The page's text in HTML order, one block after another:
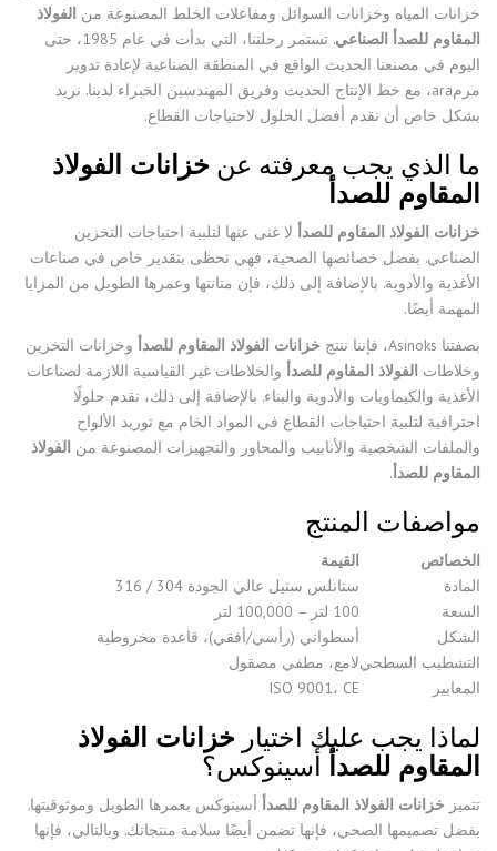
خزانات المياه وخزانات السوائل ومفاعلات الخلط المصنوعة من الفولاذ
المقاوم للصدأ الصناعي
. تستمر رحلتنا، التي بدأت في عام 1985، حتى
اليوم في مصنعنا الحديث الواقع في المنطقة الصناعية لإعادة تدوير
مرمara، مع خط الإنتاج الحديث وفريق المهندسين الخبراء لدينا. نريد
بشكل خاص أن نقدم أفضل الحلول لاحتياجات القطاع.
ما الذي يجب معرفته عن خزانات الفولاذ
المقاوم للصدأ
خزانات الفولاذ المقاوم للصدأ لا غنى عنها لتلبية احتياجات التخزين
الصناعي. بفضل خصائصها الصحية، فهي تحظى بتقدير خاص في صناعات
الأغذية والأدوية. بالإضافة إلى ذلك، فإن متانتها وعمرها الطويل من المزايا
المهمة أيضًا.
بصفتنا Asinoks، فإننا ننتج
خزانات الفولاذ المقاوم للصدأ وخزانات التخزين
وخلاطات الفولاذ المقاوم للصدأ والخلاطات غير القياسية اللازمة لصناعات
الأغذية والكيماويات والأدوية والبناء. بالإضافة إلى ذلك، نقدم حلولًا
احترافية لتلبية احتياجات القطاع في المواد الخام مع توريد الألواح
والملفات الشخصية والأنابيب والمحاور والتجهيزات المصنوعة من الفولاذ
المقاوم للصدأ .
مواصفات المنتج
الخصائص
القيمة
المادة
ستانلس ستيل عالي الجودة 304 / 316
السعة
100 لتر – 100,000 لتر
الشكل
أسطواني (رأسي/أفقي)، قاعدة مخروطية
التشطيب السطحيلامع، مطفي مصقول
المعايير
ISO 9001، CE
لماذا يجب عليك اختيار خزانات الفولاذ
المقاوم للصدأ أسينوكس؟
تتميز خزانات الفولاذ المقاوم للصدأ أسينوكس بعمرها الطويل وموثوقيتها.
بفضل تصميمها الصحي، فإنها تضمن أيضًا سلامة منتجاتك. وبالتالي، فإنها